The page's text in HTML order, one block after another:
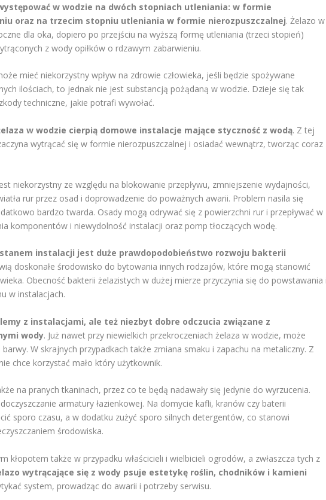
w wodzie na dwóch stopniach utleniania: w formie
oraz na trzecim stopniu utleniania w formie nierozpuszczalnej. Żelazo w
dla oka, dopiero po przejściu na wyższą formę utleniania (trzeci stopień)
z wody opiłków o rdzawym zabarwieniu.
mieć niekorzystny wpływ na zdrowie człowieka, jeśli będzie spożywane
ilościach, to jednak nie jest substancją pożądaną w wodzie. Dzieje się tak
techniczne, jakie potrafi wywołać.
w wodzie cierpią domowe instalacje mające styczność z wodą. Z tej
wytrącać się w formie nierozpuszczalnej i osiadać wewnątrz, tworząc coraz
niekorzystny ze względu na blokowanie przepływu, zmniejszenie wydajności,
rur przez osad i doprowadzenie do poważnych awarii. Problem nasila się
bardzo twarda. Osady mogą odrywać się z powierzchni rur i przepływać w
komponentów i niewydolność instalacji oraz pomp tłoczących wodę.
instalacji jest duże prawdopodobieństwo rozwoju bakterii
doskonałe środowisko do bytowania innych rodzajów, które mogą stanowić
Obecność bakterii żelazistych w dużej mierze przyczynia się do powstawania
w instalacjach.
z instalacjami, ale też niezbyt dobre odczucia związane z
wody. Już nawet przy niewielkich przekroczeniach żelaza w wodzie, może
W skrajnych przypadkach także zmiana smaku i zapachu na metaliczny. Z
chce korzystać mało który użytkownik.
na pranych tkaninach, przez co te będą nadawały się jedynie do wyrzucenia.
armatury łazienkowej. Na domycie kafli, kranów czy baterii
sporo czasu, a w dodatku zużyć sporo silnych detergentów, co stanowi
środowiska.
kłopotem także w przypadku właścicieli i wielbicieli ogrodów, a zwłaszcza tych z
wytrącające się z wody psuje estetykę roślin, chodników i kamieni
system, prowadząc do awarii i potrzeby serwisu.